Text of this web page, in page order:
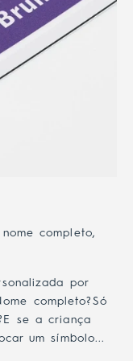
completo,
por
completo?Só
se a criança
um símbolo...